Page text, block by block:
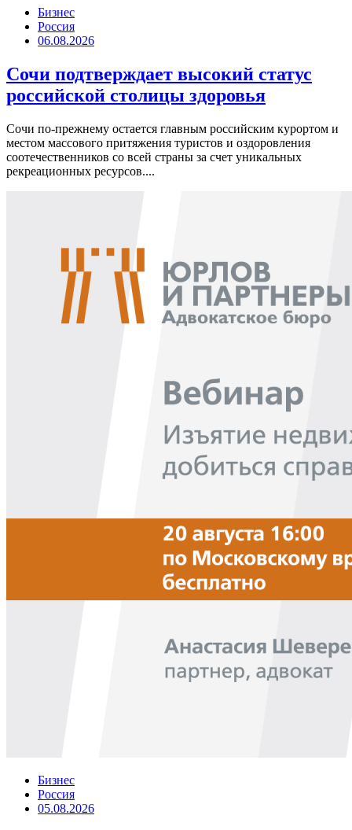
Бизнес
Россия
06.08.2026
Сочи подтверждает высокий статус
российской столицы здоровья
Сочи по-прежнему остается главным российским курортом и
местом массового притяжения туристов и оздоровления
соотечественников со всей страны за счет уникальных
рекреационных ресурсов....
Бизнес
Россия
05.08.2026